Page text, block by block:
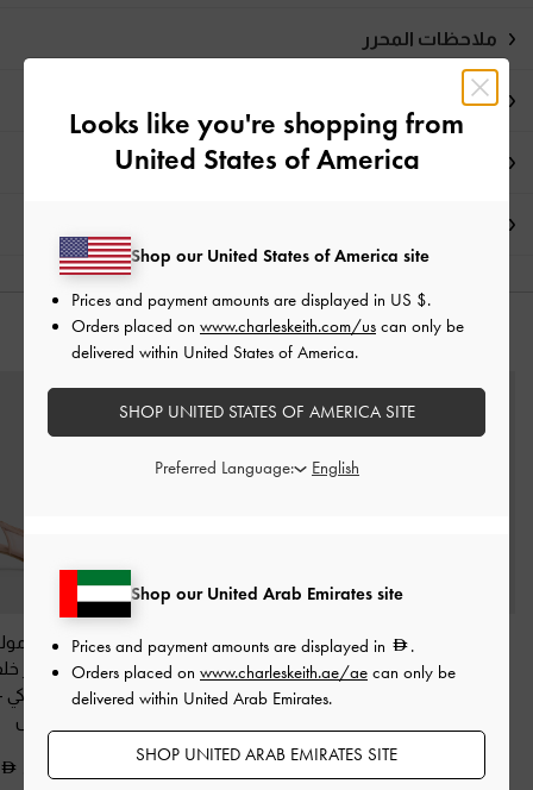
ملاحظات المحرر
تفاصيل المنتج وتعليمات العناية
العروض الحصرية
قد يعجبك آيضاً
حذاء ميول أردن بكعب
متموج-وردي فاتح
باليرينا ساتان بحزام خلفي
وتصميم متقاطع-وردي
فاتح
كعب عالي
بفيونكة وسير
القماش الشبكي
خجول
Looks like you're shopping from
United States of America
Shop our United Arab Emirates site
Prices and payment amounts are displayed in
.
Orders placed on www.charleskeith.ae/ae can only be
delivered within United Arab Emirates.
SHOP UNITED ARAB EMIRATES SITE
Shop our United States of America site
Prices and payment amounts are displayed in US $.
Orders placed on www.charleskeith.com/us can only be
delivered within United States of America.
SHOP UNITED STATES OF AMERICA SITE
Preferred Language: